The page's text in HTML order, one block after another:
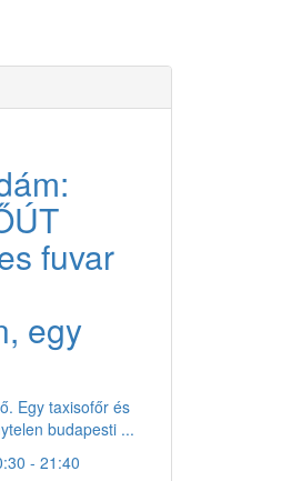
fuvar
egy
Egy taxisofőr és
budapesti ...
- 21:40